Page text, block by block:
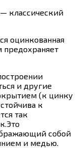
— классический
оцинкованная
предохраняет
и другие
(к цинку
к
так
собой
и медью.